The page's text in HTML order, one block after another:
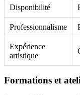
Disponibilité
Professionnalisme
Expérience
artistique
Formations et